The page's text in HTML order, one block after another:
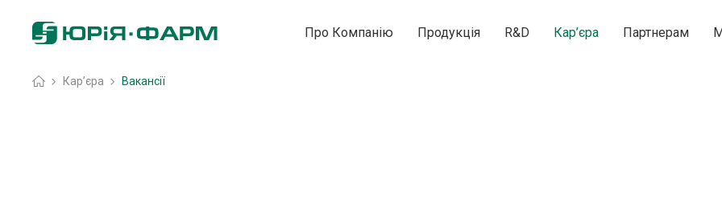
Про Компанію Продукція R&D Кар’єра Партнерам
Головна
» Кар’єра » Вакансії